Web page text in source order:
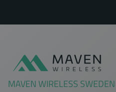
MAVEN WIRELESS